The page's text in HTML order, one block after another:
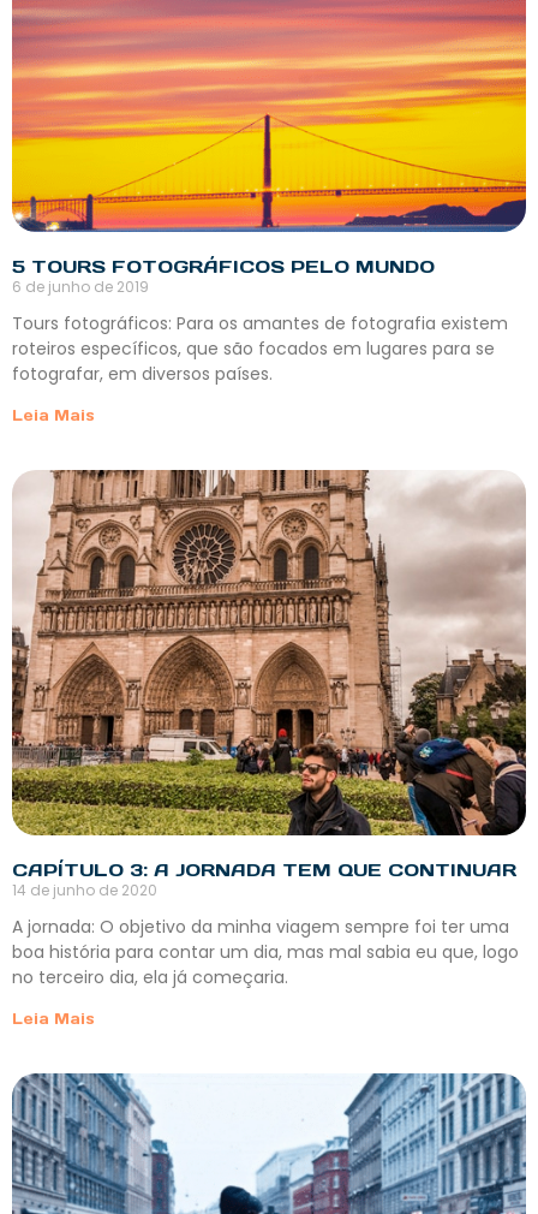
5 TOURS FOTOGRÁFICOS PELO MUNDO
6 de junho de 2019
Tours fotográficos: Para os amantes de fotografia existem
roteiros específicos, que são focados em lugares para se
fotografar, em diversos países.
Leia Mais
CAPÍTULO 3: A JORNADA TEM QUE CONTINUAR
14 de junho de 2020
A jornada: O objetivo da minha viagem sempre foi ter uma
boa história para contar um dia, mas mal sabia eu que, logo
no terceiro dia, ela já começaria.
Leia Mais